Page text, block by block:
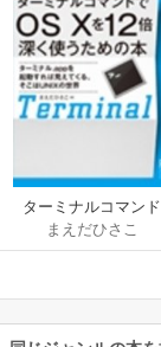
ターミナルコマンド
でOS X を12倍深く使
うための本
まえだひさこ